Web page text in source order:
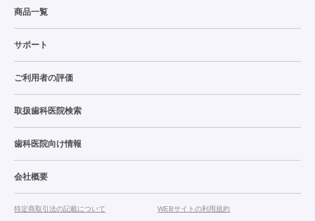
商品一覧
サポート
ご利用者の評価
取扱歯科医院検索
歯科医院向け情報
会社概要
特定商取引法の記載について WEBサイトの利用規約